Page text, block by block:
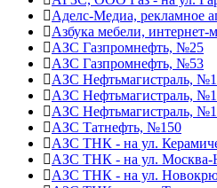
Аделс-Медиа, рекламное
Азбука мебели, интернет-
АЗС Газпромнефть, №25
АЗС Газпромнефть, №53
АЗС Нефтьмагистраль,
АЗС Нефтьмагистраль,
АЗС Нефтьмагистраль,
АЗС Татнефть, №150
АЗС ТНК - на ул.
АЗС ТНК - на ул.
АЗС ТНК - на ул.